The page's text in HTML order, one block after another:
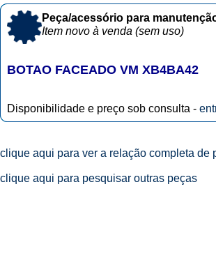
Peça/acessório para
Item novo à venda (sem uso)
BOTAO FACEADO VM XB4BA42
Disponibilidade e preço sob consulta -
clique aqui para ver a relação completa de
clique aqui para pesquisar outras peças